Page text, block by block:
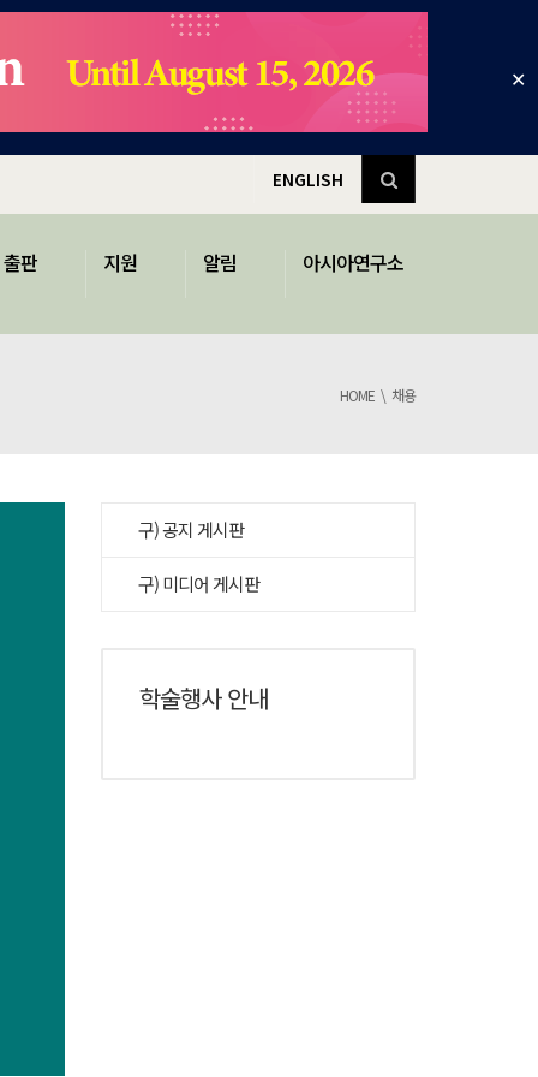
✕
ENGLISH
출판 지원 알림 아시아연구소
HOME 채용
구) 공지 게시판
구) 미디어 게시판
학술행사 안내